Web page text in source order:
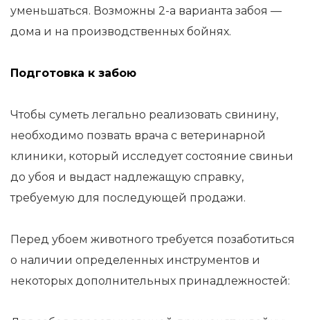
уменьшаться. Возможны 2-а варианта забоя —
дома и на производственных бойнях.
Подготовка к забою
Чтобы суметь легально реализовать свинину,
необходимо позвать врача с ветеринарной
клиники, который исследует состояние свиньи
до убоя и выдаст надлежащую справку,
требуемую для последующей продажи.
Перед убоем животного требуется позаботиться
о наличии определенных инструментов и
некоторых дополнительных принадлежностей: